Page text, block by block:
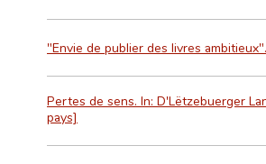
"Envie de publier des livres
Pertes de sens. In: D'Lëtzebuerger
pays]